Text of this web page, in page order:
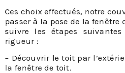
Ces choix effectués, notre
passer à la pose de la
suivre les étapes
rigueur :
– Découvrir le toit par
la fenêtre de toit.